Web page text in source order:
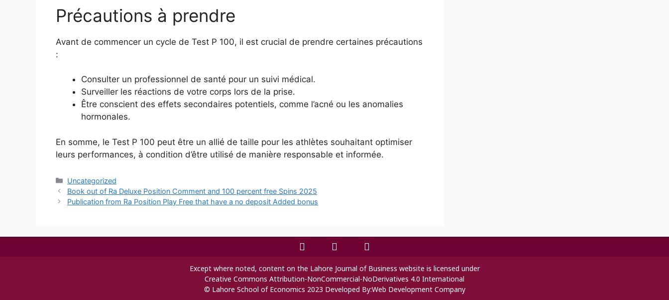
Précautions à prendre
Avant de commencer un cycle de Test P 100, il est crucial de prendre certaines précautions
:
Consulter un professionnel de santé pour un suivi médical.
Surveiller les réactions de votre corps lors de la prise.
Être conscient des effets secondaires potentiels, comme l’acné ou les anomalies
hormonales.
En somme, le Test P 100 peut être un allié de taille pour les athlètes souhaitant optimiser
leurs performances, à condition d’être utilisé de manière responsable et informée.
Uncategorized
Book out of Ra Deluxe Position Comment and 100 percent free Spins 2025
Publication from Ra Position Play Free that have a no deposit Added bonus
Except where noted, content on the Lahore Journal of Business website is licensed under
Creative Commons Attribution-NonCommercial-NoDerivatives 4.0 International
© Lahore School of Economics 2023 Developed By:Web Development Company